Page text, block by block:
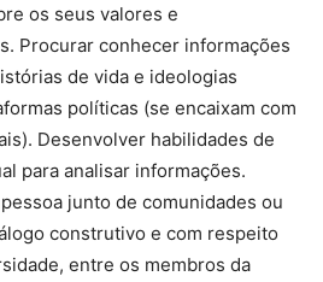
os seus valores e
Procurar conhecer informações
de vida e ideologias
políticas (se encaixam com
Desenvolver habilidades de
para analisar informações.
junto de comunidades ou
construtivo e com respeito
entre os membros da